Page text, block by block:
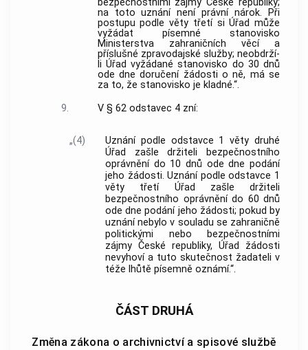
bezpečnostními zájmy České republiky;
na toto uznání není právní nárok. Při
postupu podle věty třetí si Úřad může
vyžádat písemné stanovisko
Ministerstva zahraničních věcí a
příslušné zpravodajské služby; neobdrží-
li Úřad vyžádané stanovisko do 30 dnů
ode dne doručení žádosti o ně, má se
za to, že stanovisko je kladné.“.
9.
V § 62 odstavec 4 zní:
„(4)
Uznání podle odstavce 1 věty druhé
Úřad zašle držiteli bezpečnostního
oprávnění do 10 dnů ode dne podání
jeho žádosti. Uznání podle odstavce 1
věty třetí Úřad zašle držiteli
bezpečnostního oprávnění do 60 dnů
ode dne podání jeho žádosti; pokud by
uznání nebylo v souladu se zahraničně
politickými nebo bezpečnostními
zájmy České republiky, Úřad žádosti
nevyhoví a tuto skutečnost žadateli v
téže lhůtě písemně oznámí.“.
ČÁST DRUHÁ
Změna zákona o archivnictví a spisové službě